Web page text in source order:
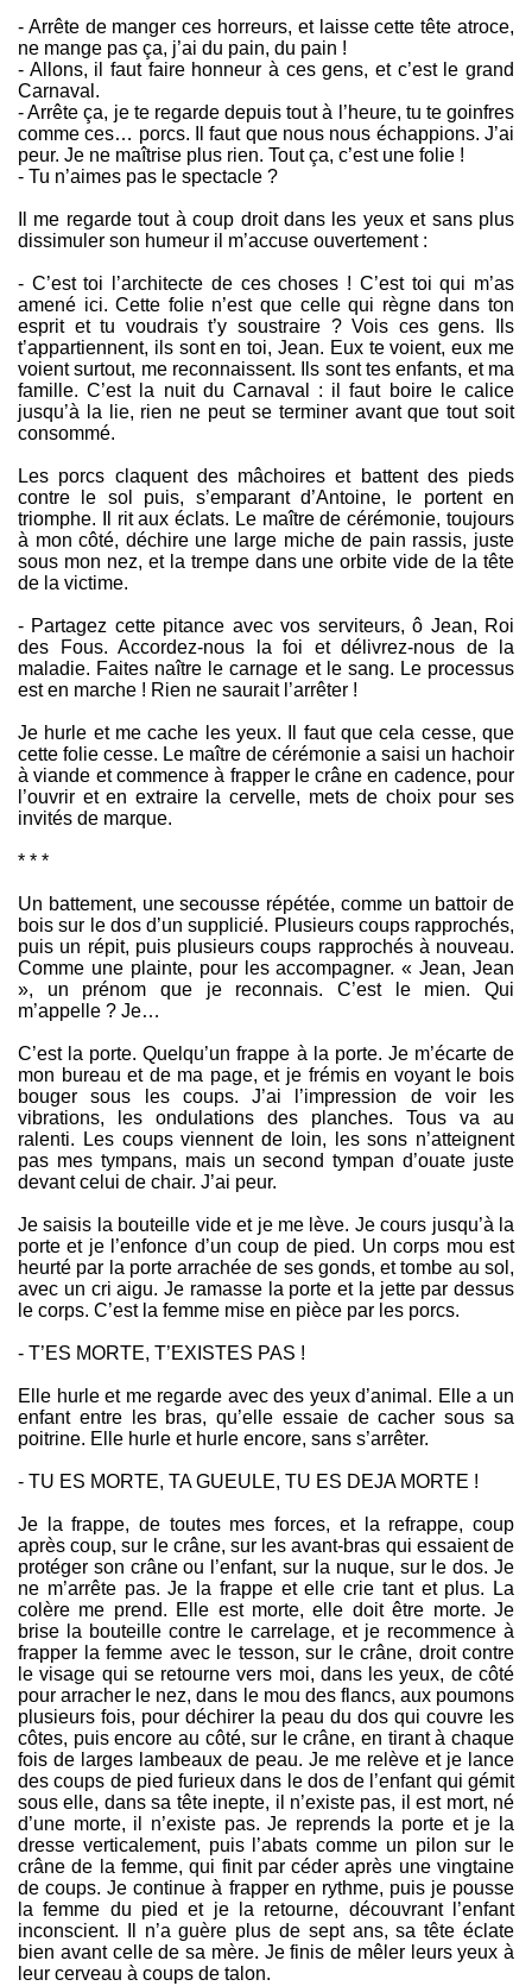
- Arrête de manger ces horreurs, et laisse cette tête atroce,
ne mange pas ça, j’ai du pain, du pain !
- Allons, il faut faire honneur à ces gens, et c’est le grand
Carnaval.
- Arrête ça, je te regarde depuis tout à l’heure, tu te goinfres
comme ces… porcs. Il faut que nous nous échappions. J’ai
peur. Je ne maîtrise plus rien. Tout ça, c’est une folie !
- Tu n’aimes pas le spectacle ?
Il me regarde tout à coup droit dans les yeux et sans plus
dissimuler son humeur il m’accuse ouvertement :
- C’est toi l’architecte de ces choses ! C’est toi qui m’as
amené ici. Cette folie n’est que celle qui règne dans ton
esprit et tu voudrais t’y soustraire ? Vois ces gens. Ils
t’appartiennent, ils sont en toi, Jean. Eux te voient, eux me
voient surtout, me reconnaissent. Ils sont tes enfants, et ma
famille. C’est la nuit du Carnaval : il faut boire le calice
jusqu’à la lie, rien ne peut se terminer avant que tout soit
consommé.
Les porcs claquent des mâchoires et battent des pieds
contre le sol puis, s’emparant d’Antoine, le portent en
triomphe. Il rit aux éclats. Le maître de cérémonie, toujours
à mon côté, déchire une large miche de pain rassis, juste
sous mon nez, et la trempe dans une orbite vide de la tête
de la victime.
- Partagez cette pitance avec vos serviteurs, ô Jean, Roi
des Fous. Accordez-nous la foi et délivrez-nous de la
maladie. Faites naître le carnage et le sang. Le processus
est en marche ! Rien ne saurait l’arrêter !
Je hurle et me cache les yeux. Il faut que cela cesse, que
cette folie cesse. Le maître de cérémonie a saisi un hachoir
à viande et commence à frapper le crâne en cadence, pour
l’ouvrir et en extraire la cervelle, mets de choix pour ses
invités de marque.
* * *
Un battement, une secousse répétée, comme un battoir de
bois sur le dos d’un supplicié. Plusieurs coups rapprochés,
puis un répit, puis plusieurs coups rapprochés à nouveau.
Comme une plainte, pour les accompagner. « Jean, Jean
», un prénom que je reconnais. C’est le mien. Qui
m’appelle ? Je…
C’est la porte. Quelqu’un frappe à la porte. Je m’écarte de
mon bureau et de ma page, et je frémis en voyant le bois
bouger sous les coups. J’ai l’impression de voir les
vibrations, les ondulations des planches. Tous va au
ralenti. Les coups viennent de loin, les sons n’atteignent
pas mes tympans, mais un second tympan d’ouate juste
devant celui de chair. J’ai peur.
Je saisis la bouteille vide et je me lève. Je cours jusqu’à la
porte et je l’enfonce d’un coup de pied. Un corps mou est
heurté par la porte arrachée de ses gonds, et tombe au sol,
avec un cri aigu. Je ramasse la porte et la jette par dessus
le corps. C’est la femme mise en pièce par les porcs.
- T’ES MORTE, T’EXISTES PAS !
Elle hurle et me regarde avec des yeux d’animal. Elle a un
enfant entre les bras, qu’elle essaie de cacher sous sa
poitrine. Elle hurle et hurle encore, sans s’arrêter.
- TU ES MORTE, TA GUEULE, TU ES DEJA MORTE !
Je la frappe, de toutes mes forces, et la refrappe, coup
après coup, sur le crâne, sur les avant-bras qui essaient de
protéger son crâne ou l’enfant, sur la nuque, sur le dos. Je
ne m’arrête pas. Je la frappe et elle crie tant et plus. La
colère me prend. Elle est morte, elle doit être morte. Je
brise la bouteille contre le carrelage, et je recommence à
frapper la femme avec le tesson, sur le crâne, droit contre
le visage qui se retourne vers moi, dans les yeux, de côté
pour arracher le nez, dans le mou des flancs, aux poumons
plusieurs fois, pour déchirer la peau du dos qui couvre les
côtes, puis encore au côté, sur le crâne, en tirant à chaque
fois de larges lambeaux de peau. Je me relève et je lance
des coups de pied furieux dans le dos de l’enfant qui gémit
sous elle, dans sa tête inepte, il n’existe pas, il est mort, né
d’une morte, il n’existe pas. Je reprends la porte et je la
dresse verticalement, puis l’abats comme un pilon sur le
crâne de la femme, qui finit par céder après une vingtaine
de coups. Je continue à frapper en rythme, puis je pousse
la femme du pied et je la retourne, découvrant l’enfant
inconscient. Il n’a guère plus de sept ans, sa tête éclate
bien avant celle de sa mère. Je finis de mêler leurs yeux à
leur cerveau à coups de talon.